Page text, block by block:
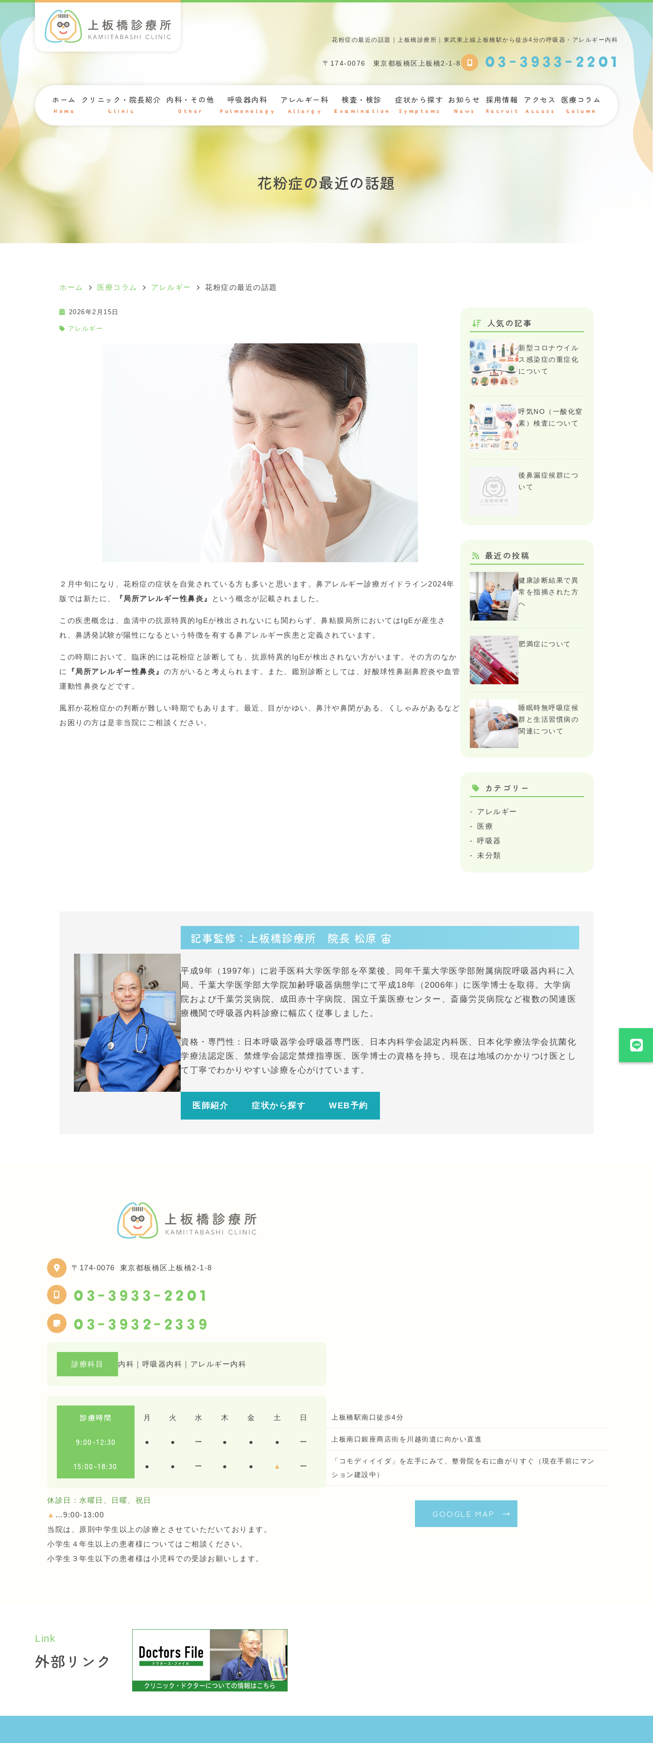
花粉症の最近の話題｜上板橋診療所｜東武東上線上板橋駅から徒歩4分の呼吸器・アレルギー内科
〒174-0076 東京都板橋区上板橋2-1-8 03-3933-2201
ホーム
Home
クリニック・院長紹介
Clinic
内科・その他
Other
呼吸器内科
Pulmonology
アレルギー科
Allergy
検査・検診
Examination
症状から探す
Symptoms
お知らせ
News
採用情報
Recruit
アクセス
Access
医療コラム
Column
花粉症の最近の話題
ホーム 医療コラム アレルギー 花粉症の最近の話題
2026年2月15日
アレルギー
２月中旬になり、花粉症の症状を自覚されている方も多いと思います。鼻アレルギー診療ガイドライン2024年
版では新たに、
『局所アレルギー性鼻炎』 という概念が記載されました。
この疾患概念は、血清中の抗原特異的IgEが検出されないにも関わらず、鼻粘膜局所においてはIgEが産生さ
れ、鼻誘発試験が陽性になるという特徴を有する鼻アレルギー疾患と定義されています。
この時期において、臨床的には花粉症と診断しても、抗原特異的IgEが検出されない方がいます。その方のなか
に
『局所アレルギー性鼻炎』 の方がいると考えられます。また、鑑別診断としては、好酸球性鼻副鼻腔炎や血管
運動性鼻炎などです。
風邪か花粉症かの判断が難しい時期でもあります。最近、目がかゆい、鼻汁や鼻閉がある、くしゃみがあるなど
お困りの方は是非当院にご相談ください。
人気の記事
新型コロナウイル
ス感染症の重症化
について
呼気NO（一酸化窒
素）検査について
後鼻漏症候群につ
いて
最近の投稿
健康診断結果で異
常を指摘された方
へ
肥満症について
睡眠時無呼吸症候
群と生活習慣病の
関連について
カテゴリー
アレルギー
医療
呼吸器
未分類
記事監修：上板橋診療所 院長 松原 宙
平成9年（1997年）に岩手医科大学医学部を卒業後、同年千葉大学医学部附属病院呼吸器内科に入
局。千葉大学医学部大学院加齢呼吸器病態学にて平成18年（2006年）に医学博士を取得。大学病
院および千葉労災病院、成田赤十字病院、国立千葉医療センター、斎藤労災病院など複数の関連医
療機関で呼吸器内科診療に幅広く従事しました。
資格・専門性：日本呼吸器学会呼吸器専門医、日本内科学会認定内科医、日本化学療法学会抗菌化
学療法認定医、禁煙学会認定禁煙指導医、医学博士の資格を持ち、現在は地域のかかりつけ医とし
て丁寧でわかりやすい診療を心がけています。
医師紹介 症状から探す WEB予約
〒174-0076 東京都板橋区上板橋2-1-8
03-3933-2201
03-3932-2339
診療科目 内科｜呼吸器内科｜アレルギー内科
診療時間 月 火 水 木 金 土 日
9:00-12:30 ● ● ー ● ● ● ー
15:00-18:30 ● ● ー ● ● ▲ ー
休診日：水曜日、日曜、祝日
▲ …9:00-13:00
当院は、原則中学生以上の診療とさせていただいております。
小学生４年生以上の患者様についてはご相談ください。
小学生３年生以下の患者様は小児科での受診お願いします。
上板橋駅南口徒歩4分
上板南口銀座商店街を川越街道に向かい直進
「コモディイイダ」を左手にみて、整骨院を右に曲がりすぐ（現在手前にマン
ション建設中）
GOOGLE MAP
Link
外部リンク